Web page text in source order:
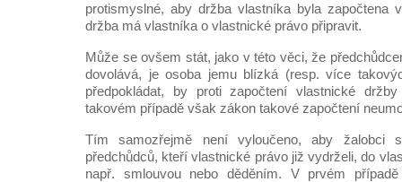
protismyslné, aby držba vlastníka byla započtena
držba má vlastníka o vlastnické právo připravit.
Může se ovšem stát, jako v této věci, že
dovolává, je osoba jemu blízká (resp. více
předpokládat, by proti započtení vlastnické
takovém případě však zákon takové započtení
Tím samozřejmě není vyloučeno, aby žalobci
předchůdců, kteří vlastnické právo již vydrželi, do
např. smlouvou nebo děděním. V prvém